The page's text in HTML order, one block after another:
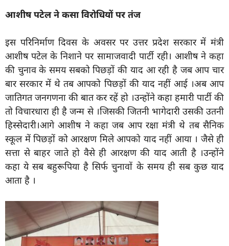
आशीष पटेल ने कसा विरोधियों पर तंज
इस परिनिर्माण दिवस के अवसर पर उत्तर प्रदेश सरकार में मंत्री
आशीष पटेल के निशाने पर सामाजवादी पार्टी रही। आशीष ने कहा
की चुनाव के समय सबको पिछड़ों की याद आ रही है जब आप चार
बार सरकार में थे तब आपको पिछड़ों की याद नहीं आई ।अब आप
जातिगत जनगणना की बात कर रहें हो ।उन्होंने कहा हमारी पार्टी की
तो विचारधारा ही है जन्म से ।जिसकी जितनी भागेदारी उसकी उतनी
हिस्सेदारी।आगे आशीष ने कहा जब आप रक्षा मंत्री थे तब सैनिक
स्कूल में पिछड़ों को आरक्षण मिले आपको याद नहीं आया । जैसे ही
सत्ता से बाहर जाते हो वैसे ही आरक्षण की याद आती है ।उन्होंने
कहा ये सब बहुरूपिया है सिर्फ चुनावों के समय ही सब कुछ याद
आता है ।